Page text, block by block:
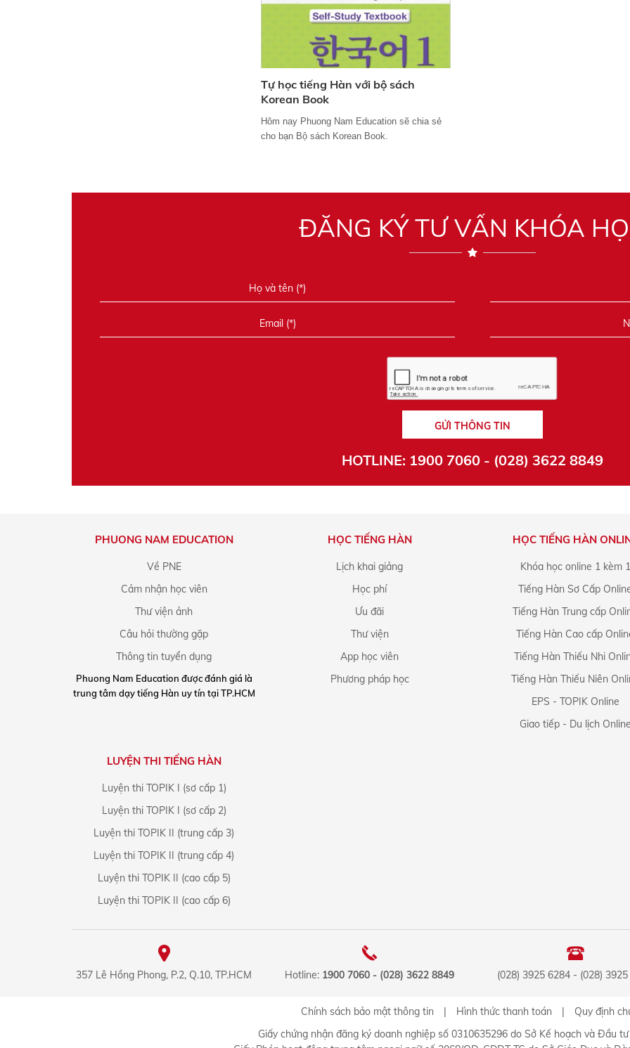
Tự học tiếng Hàn với bộ sách
Korean Book
Hôm nay Phuong Nam Education sẽ chia sẻ
cho bạn Bộ sách Korean Book.
ĐĂNG KÝ TƯ VẤN KHÓA
GỬI THÔNG TIN
HOTLINE: 1900 7060 - (028) 3622 8849
PHUONG NAM EDUCATION
Về PNE
Cảm nhận học viên
Thư viện ảnh
Câu hỏi thường gặp
Thông tin tuyển dụng
Phuong Nam Education được đánh giá là
trung tâm dạy tiếng Hàn uy tín tại TP.HCM
HỌC TIẾNG HÀN
Lịch khai giảng
Học phí
Ưu đãi
Thư viện
App học viên
Phương pháp học
HỌC TIẾNG HÀN
Khóa học online 1 kèm 1
Tiếng Hàn Sơ Cấp
Tiếng Hàn Trung cấp
Tiếng Hàn Cao cấp
Tiếng Hàn Thiếu Nhi
Tiếng Hàn Thiếu Niên
EPS - TOPIK Online
Giao tiếp - Du lịch
LUYỆN THI TIẾNG HÀN
Luyện thi TOPIK I (sơ cấp 1)
Luyện thi TOPIK I (sơ cấp 2)
Luyện thi TOPIK II (trung cấp 3)
Luyện thi TOPIK II (trung cấp 4)
Luyện thi TOPIK II (cao cấp 5)
Luyện thi TOPIK II (cao cấp 6)
357 Lê Hồng Phong, P.2, Q.10, TP.HCM Hotline: 1900 7060 - (028) 3622 8849 (028) 3925 6284 - (028)
Chính sách bảo mật thông tin | Hình thức thanh toán |
Quy định
Giấy chứng nhận đăng ký doanh nghiệp số 0310635296 do Sở Kế hoạch và Đầu